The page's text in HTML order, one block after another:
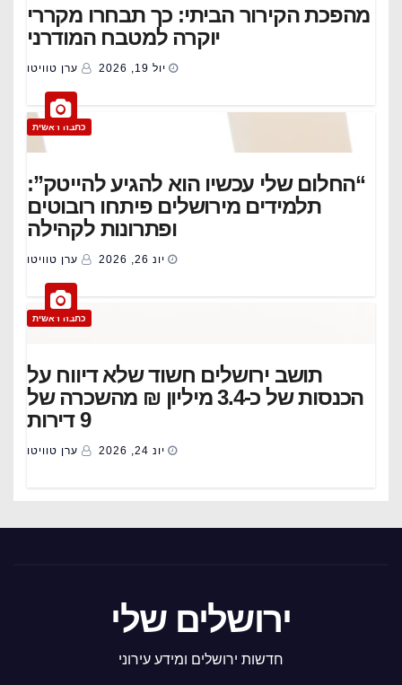
מהפכת הקירור הביתי: כך תבחרו מקררי
יוקרה למטבח המודרני
יול 19, 2026 ערן טוויטו
כתבה ראשית
“החלום שלי עכשיו הוא להגיע להייטק”:
תלמידים מירושלים פיתחו רובוטים
ופתרונות לקהילה
יונ 26, 2026 ערן טוויטו
כתבה ראשית
תושב ירושלים חשוד שלא דיווח על
הכנסות של כ-3.4 מיליון ₪ מהשכרה של
9 דירות
יונ 24, 2026 ערן טוויטו
ירושלים שלי
חדשות ירושלים ומידע עירוני